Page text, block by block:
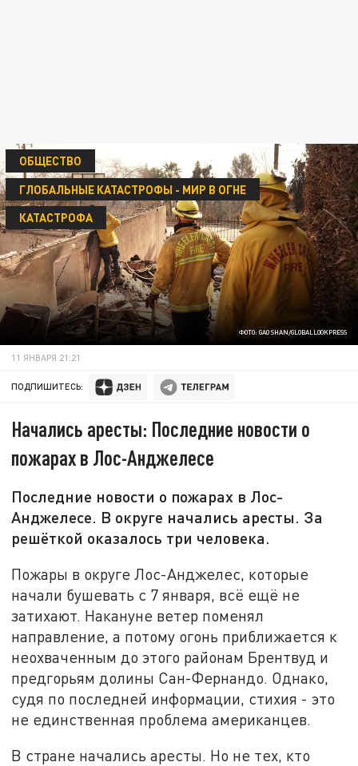
ФОТО: GAO SHAN/GLOBALLOOKPRESS
ОБЩЕСТВО
ГЛОБАЛЬНЫЕ КАТАСТРОФЫ - МИР В ОГНЕ
КАТАСТРОФА
11 ЯНВАРЯ 21:21
ПОДПИШИТЕСЬ:
Начались аресты: Последние новости о
пожарах в Лос-Анджелесе
Последние новости о пожарах в Лос-
Анджелесе. В округе начались аресты. За
решёткой оказалось три человека.
Пожары в округе Лос-Анджелес, которые
начали бушевать с 7 января, всё ещё не
затихают. Накануне ветер поменял
направление, а потому огонь приближается к
неохваченным до этого районам Брентвуд и
предгорьям долины Сан-Фернандо. Однако,
судя по последней информации, стихия - это
не единственная проблема американцев.
В стране начались аресты. Но не тех, кто